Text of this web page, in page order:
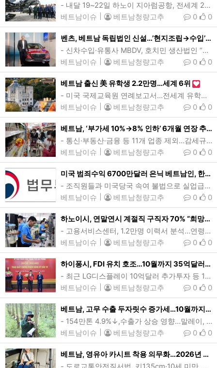
- 내달 19~22일 하노이 지아럼공항, 전세계 200개 방산업체 부스등록- 2022년 첫 행사 31개국 175개 업체 참가…이틀간 전문가 2.5만명 다녀가지난 2022년 제1회 국제방위산업전 당시 팜 민 찐 베트남 총리(앞줄 오른쪽)가 판 반 장 국방부 장관으로부터 무기에 관한 설명을 듣고 있는 모습. 올해로 2회째를 맞는 베트남 국제방위산업전이 내달 19일부터 22일까지 나흘간 하노이시 지아럼공항에서 개최된다. 일반 관람객들은 21~22일 오후 1시까지 무료로 관람할 수 있다. (사진=VnExpress/Giang Huy…
베트남이슈
베트남청량고추 0
0
벤츠, 베트남 독립법인 신설…’현지조립→수입’ 사업방식 변경 가능성 대두
- 신차수입·유통사 MBDV, 호치민 생산법인 “안정적 사업위한 백업계획”- 남부 부품센터·차량검사소 구축…업계, 완성차 수입·유통 준비과정 ‘무게’거트 비터리스 MBV 총괄이사 겸 MBD 법인대표. 독일 메르세데스-벤츠그룹AG이 베트남에 독립된 유통회사를 설립함에 따라 현지 사업방식 변경에 대한 가능성이 높게 점쳐지고 있다. (사진=cafeauto)[인사이드비나=호치민, 응웬 늇(Nguyen nhut) 기자] 독일 메르세데스-벤츠그룹AG(Mercedes-Benz Group AG, 이하 벤츠그룹)이 베트남에 독립된…
베트남이슈
베트남청량고추 0
0
베트남 출신 美 유학생 2.2만명…세계 6위
- 미국 국제교육원 연례보고서…전세계 유학생 110만명 ‘역대 최고치’- 인도 33.1만명 23.3%↑ 2009년래 첫 1위…중국, 한국, 캐나다, 대만 순미국 예일대 캠퍼스중 일부. 올해 미국내 해외 유학생이 110만명을 돌파하며 역대 최고치를 기록한 가운데 베트남 출신 유학생은 2.2만명으로 세계 6위를 차지했다. (사진=예일대)[인사이드비나=하노이, 장연환 기자] 미국 대학에서 유학중인 베트남 출신 유학생이 2만2000명을 넘어선 것으로 집계됐다.미국 비영리 교육기관인 국제교육원(IIE)이 18일(현지시간) 발표한 오…
베트남이슈
베트남청량고추 0
0
베트남, ‘부가세 10%→8% 인하’ 6개월 연장 추진…내년 상반기까지
- 통신·부동산·금융 등 11개 업종 제외…감세규모 25조동(9.8억달러)- 코로나19 가계·기업 지원대책…2022년 이래 3년간 누적 감세액 123.8조동(48.7억달러)베트남이 연말 종료 예정인 부가세 2% 한시적 인하 조치를 내년 상반기까지 6개월 연장을 추진한다. 정부는 부가세 인하가 기업과 생산의 조속한 회복을 지원해 경제성장과 동시에 추후 세수 확대를 도모할 수 있을 것이란 입장이다. (사진=VnExpress/Thanh Tung)[인사이드비나=하노이, 이희상 기자] 베트남이 연말 종료 예정인 부가세 2%…
베트남이슈
베트남청량고추 0
0
미국 범죄수익 6700만달러 은닉 베트남인, 한국서 검거돼 송환
- 조직원들과 미국당국 속여 불법으로 실업급여 타내 숨겨- 미 법무부 긴급인도구속 청구, 서울고법 허가얻어 신병 인도법무부는 미국에서 불법으로 실업급여 등을 타내 6700만달러 범죄수익을 은닉익한 베트남인이 인천공항을 통해 출국하려던 것을 검거해 미국 수사당국에 인도했다. (로고=법무부 홈페이지) [인사이드비나=김동현 기자] 미국에서 불법으로 타낸 실업급여 등 6700만달러의 범죄수익을 은닉한 베트남인이 한국에서 검거돼 미국으로 송환됐다.19일 법무부에 따르면 지난 6월5일 인천공항을 통해 베트남으로 출…
베트남이슈
베트남청량고추 0
0
하노이시, 연말연시 계절직 구직자 70% “희망월급 1000만동(394달러)”
- 고용서비스센터, 1.2만명 이력서 분석…연령대 24~34세, 35세이상 '집중'- 채용수요 판매·서비스직 42% ‘최다’…사측 제시 500만~1000만동, 전체의 57%베트남 수도 하노이시의 연말 계절직 구직자 10명중 7명이 월 1000만동(394달러) 이하의 월급을 원하고 있는 것으로 나타났다. 당국에 따르면 연말 성수기를 앞두고 통상적으로 유통·서비스·물류·건설·제조업 등에서 단기직 채용수요가 늘어난다. (사진=dansinh)[인사이드비나=하노이, 이승윤 기자] 베트남 수도 하노이시의 연말 계절직 구직자 10명중 …
베트남이슈
베트남청량고추 0
0
하이퐁시, FDI 유치 호조…10월까지 35억달러, 목표 40% '초과달성'
- 최근 LG디스플레이 10억달러 추가투자 등 12건 18억달러 투자인증서 교부- 누적 1000건 322억달러, 전국 6위…기계공학·화학·제약 36% ‘최다’최인관 LG디스플레이 베트남법인장이 지난 14일 투자인증서를 받은뒤 하이퐁시 지도부와 기념촬영을 하고 있다. 하이퐁시는 이날 신규 프로젝트 4건을 포함해 모두 18억달러 규모의 12개 FDI프로젝트에 대한 투자인증서를 교부했다. 당국은 이번 투자 유치로 향후 수년에 걸쳐 1.7만개에 달하는 신규 일자리가 창출될 것으로 기대하고 있다. (사진=baodautu)[인사이드비…
베트남이슈
베트남청량고추 0
0
베트남, 고무 수출 두자릿수 증가세…10월까지 25.2억달러 16.4%↑
- 154만톤 4.9%↓,수출가 상승 영향…말레이, 2대 소비국 급부상- 천연고무 생산 전세계 3위…올해 수출 최고 35억달러 전망국영 베트남고무그룹 직원이 고무 수액을 채취하고 있다. 올들어 베트남의 고무 수출이 두자릿수 증가세를 이어가고 있다. 10월까지 고무 수출은 154만톤으로 전년동기대비 4.9% 줄었으나, 액수는 25.2억달러로 16.4% 증가했다. (사진=베트남고무그룹)[인사이드비나=호치민, 투 탄(Thu thanh) 기자] 올들어 베트남의 고무 수출이 두자릿수 증가세를 이어가고 있다.19일 해관총국에 따르면 …
베트남이슈
베트남청량고추 0
0
베트남, 영유아 카시트 착용 의무화…2026년 시행